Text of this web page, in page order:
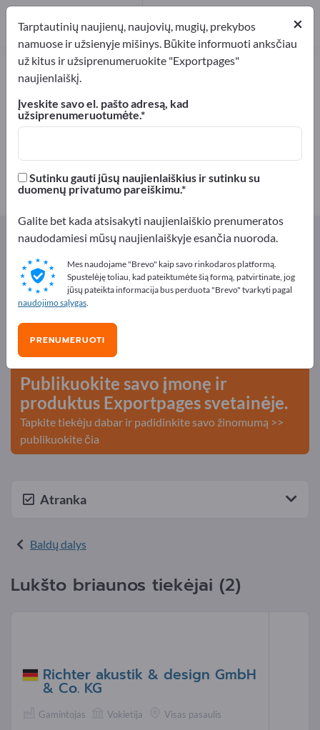
Lukšto briaunos – raskite
gamintojus ir tiekėjus
Eksportuotojai Gamintojai
1
Gamintojai1
Platintojai
Exportpages Komponentai ir Dalys
Baldų dalys
Reklamuokitės nemokamai
Exportpages!
Poreikiai – Pasiūlymai – Naudotos prekės – Verslo
Publikuokite savo įmonę ir
produktus Exportpages svetainėje.
Tapkite tiekėju dabar ir padidinkite savo žinomumą >>
publikuokite čia
Atranka
Baldų dalys
Lukšto briaunos tiekėjai (2)
Richter akustik & design GmbH
& Co. KG
Gamintojas Vokietija Visas pasaulis
×
Tarptautinių naujienų, naujovių, mugių, prekybos
namuose ir užsienyje mišinys. Būkite informuoti anksčiau
už kitus ir užsiprenumeruokite "Exportpages"
naujienlaiškį.
Įveskite savo el. pašto adresą, kad
užsiprenumeruotumėte.
Sutinku gauti jūsų naujienlaiškius ir sutinku su
duomenų privatumo pareiškimu.
Galite bet kada atsisakyti naujienlaiškio prenumeratos
naudodamiesi mūsų naujienlaiškyje esančia nuoroda.
Mes naudojame "Brevo" kaip savo rinkodaros platformą.
Spustelėję toliau, kad pateiktumėte šią formą, patvirtinate, jog
jūsų pateikta informacija bus perduota "Brevo" tvarkyti pagal
naudojimo sąlygas.
PRENUMERUOTI